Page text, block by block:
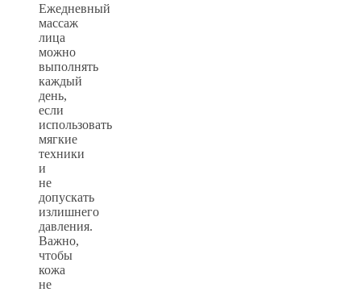
Ежедневный
массаж
лица
можно
выполнять
каждый
день,
если
использовать
мягкие
техники
и
не
допускать
излишнего
давления.
Важно,
чтобы
кожа
не